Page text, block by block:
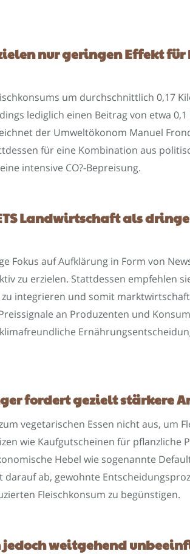
nur geringen Effekt für
um durchschnittlich 0,17
lediglich einen Beitrag von etwa
der Umweltökonom Manuel
für eine Kombination aus
intensive CO?-Bepreisung.
Landwirtschaft als
Fokus auf Aufklärung in Form von
zu erzielen. Stattdessen empfehlen
integrieren und somit
an Produzenten und
fordert gezielt stärkere
vegetarischen Essen nicht aus, um
wie Kaufgutscheinen für
Hebel wie sogenannte
darauf ab, gewohnte
Fleischkonsum zu begünstigen.
jedoch weitgehend